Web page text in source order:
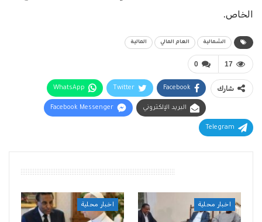
الخاص.
الشمالية العام المالي المالية
0 17
شارك Facebook
Twitter
WhatsApp
البريد الإلكتروني Facebook Messenger
Telegram
اخبار محلية اخبار محلية